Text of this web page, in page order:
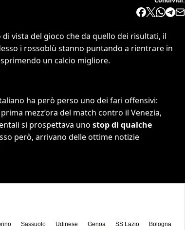
di vista del gioco che da quello dei risultati, il
i rossoblù stanno puntando a rientrare in
un calcio migliore.
ha però perso uno dei fari offensivi:
mezz’ora del match contro il Venezia,
si prospettava uno stop di qualche
però, arrivano delle ottime notizie